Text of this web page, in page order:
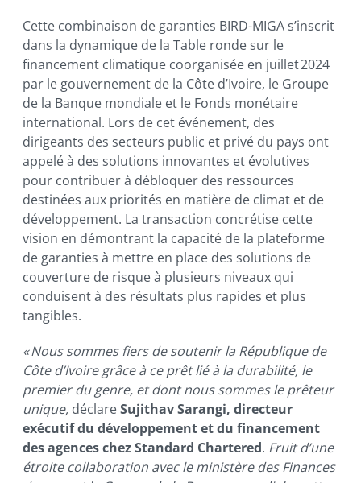
Cette combinaison de garanties BIRD-MIGA s’inscrit
dans la dynamique de la Table ronde sur le
financement climatique coorganisée en juillet 2024
par le gouvernement de la Côte d’Ivoire, le Groupe
de la Banque mondiale et le Fonds monétaire
international. Lors de cet événement, des
dirigeants des secteurs public et privé du pays ont
appelé à des solutions innovantes et évolutives
pour contribuer à débloquer des ressources
destinées aux priorités en matière de climat et de
développement. La transaction concrétise cette
vision en démontrant la capacité de la plateforme
de garanties à mettre en place des solutions de
couverture de risque à plusieurs niveaux qui
conduisent à des résultats plus rapides et plus
tangibles.
« Nous sommes fiers de soutenir la République de
Côte d’Ivoire grâce à ce prêt lié à la durabilité, le
premier du genre, et dont nous sommes le prêteur
unique, déclareSujithav Sarangi, directeur
exécutif du développement et du financement
des agences chez Standard Chartered. Fruit d’une
étroite collaboration avec le ministère des Finances